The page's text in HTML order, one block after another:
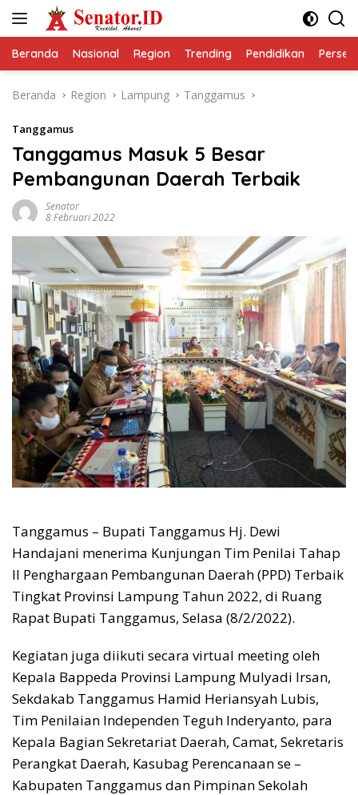
Beranda Nasional Region Trending Pendidikan
Beranda Region Lampung Tanggamus
Tanggamus
Tanggamus Masuk 5 Besar
Pembangunan Daerah Terbaik
Senator
8 Februari 2022
Tanggamus – Bupati Tanggamus Hj. Dewi
Handajani menerima Kunjungan Tim Penilai Tahap
II Penghargaan Pembangunan Daerah (PPD) Terbaik
Tingkat Provinsi Lampung Tahun 2022, di Ruang
Rapat Bupati Tanggamus, Selasa (8/2/2022).
Kegiatan juga diikuti secara virtual meeting oleh
Kepala Bappeda Provinsi Lampung Mulyadi Irsan,
Sekdakab Tanggamus Hamid Heriansyah Lubis,
Tim Penilaian Independen Teguh Inderyanto, para
Kepala Bagian Sekretariat Daerah, Camat, Sekretaris
Perangkat Daerah, Kasubag Perencanaan se –
Kabupaten Tanggamus dan Pimpinan Sekolah